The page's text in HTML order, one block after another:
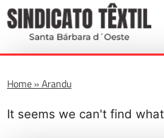
Home»Arandu
It seems we can't find